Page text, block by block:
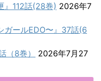
』112話(28巻) 2026年7
ガールEDO〜』37話(6
（8巻）
2026年7月27